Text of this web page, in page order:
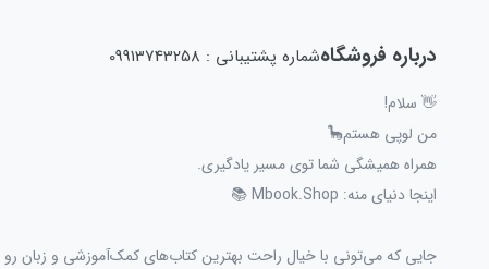
درباره فروشگاهشماره پشتیبانی : 09913743258
👋 سلام!
من لوپی هستم🦕
همراه همیشگی شما توی مسیر یادگیری.
اینجا دنیای منه: Mbook.Shop 📚
جایی که می‌تونی با خیال راحت بهترین کتاب‌های کمک‌آموزشی و زبان رو